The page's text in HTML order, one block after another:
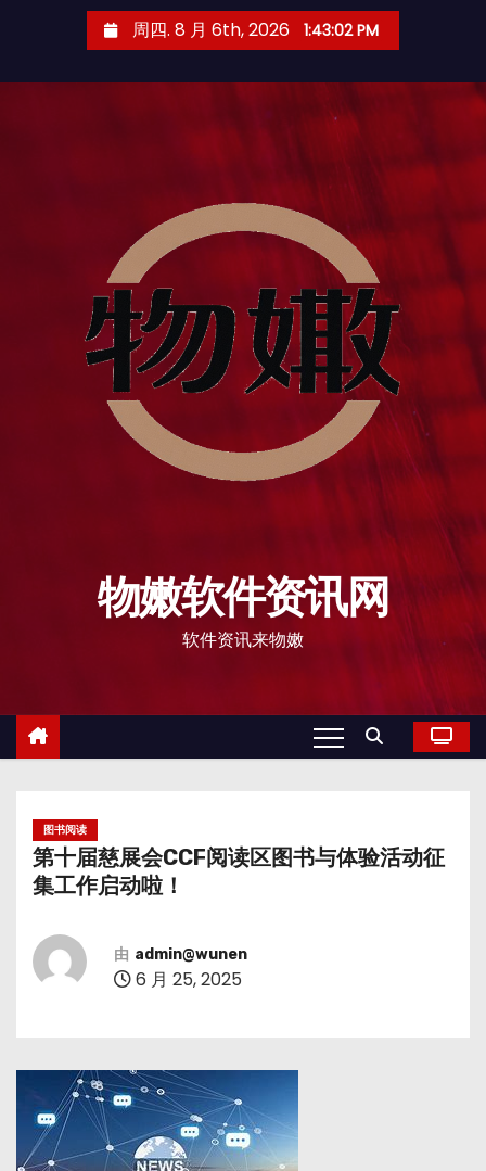
周四. 8 月 6th, 2026 1:43:03 PM
物嫩软件资讯网
软件资讯来物嫩
图书阅读
第十届慈展会CCF阅读区图书与体验活动征
集工作启动啦！
由 admin@wunen
6 月 25, 2025